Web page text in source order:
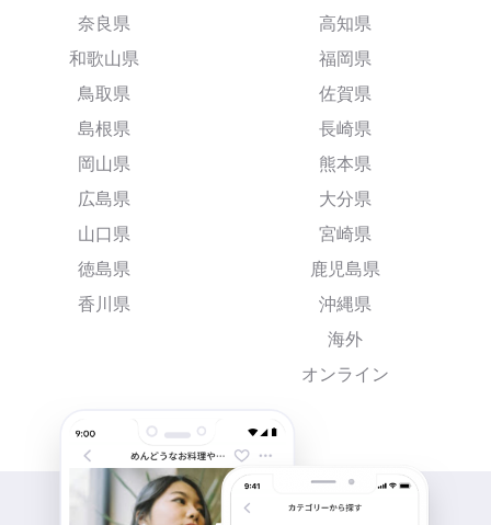
奈良県
和歌山県
鳥取県
島根県
岡山県
広島県
山口県
徳島県
香川県
高知県
福岡県
佐賀県
長崎県
熊本県
大分県
宮崎県
鹿児島県
沖縄県
海外
オンライン